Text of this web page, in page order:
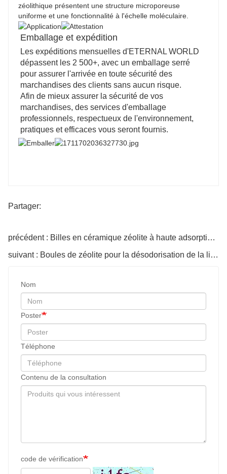
zéolithique présentent une structure microporeuse
uniforme et une fonctionnalité à l'échelle moléculaire.
Emballage et expédition
Les expéditions mensuelles d'ETERNAL WORLD
dépassent les 2 500+, avec un emballage serré
pour assurer l'arrivée en toute sécurité des
marchandises des clients sans aucun risque.
Afin de mieux assurer la sécurité de vos
marchandises, des services d'emballage
professionnels, respectueux de l'environnement,
pratiques et efficaces vous seront fournis.
Partager:
précédent : Billes en céramique zéolite à haute adsorption pour le traitement et la désodorisation de l'eau
suivant : Boules de zéolite pour la désodorisation de la litière pour chat Élimination des impuretés
Nom
Poster
Téléphone
Contenu de la consultation
code de vérification